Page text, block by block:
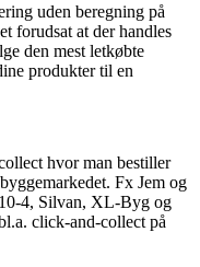
uden beregning på
forudsat at der handles
den mest letkøbte
produkter til en
hvor man bestiller
Fx Jem og
4, Silvan, XL-Byg og
click-and-collect på